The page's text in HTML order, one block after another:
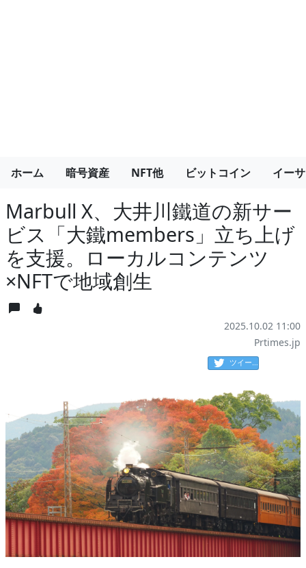
ホーム 暗号資産 NFT他 ビットコイン イー
Marbull X、大井川鐵道の新サー
ビス「大鐵members」立ち上げ
を支援。ローカルコンテンツ
×NFTで地域創生
2025.10.02 11:00
Prtimes.jp
ツイート